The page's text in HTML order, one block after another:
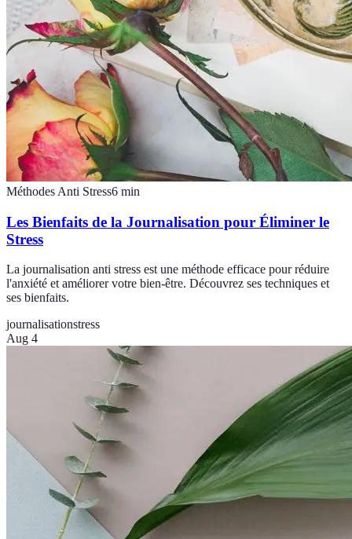
Méthodes Anti Stress6 min
Les Bienfaits de la Journalisation pour Éliminer le
Stress
La journalisation anti stress est une méthode efficace pour réduire
l'anxiété et améliorer votre bien-être. Découvrez ses techniques et
ses bienfaits.
journalisationstress
Aug 4